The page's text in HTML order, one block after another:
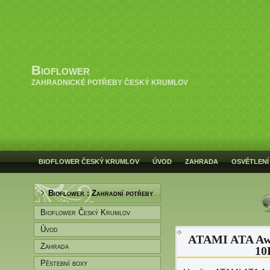
Bioflower
ZAHRADNICKÉ POTŘEBY ČESKÝ KRUMLOV
BIOFLOWER ČESKÝ KRUMLOV ÚVOD ZAHRADA OSVĚTLENÍ
Bioflower : Zahradní potřeby
Bioflower Český Krumlov
Úvod
Zahrada
Pěstební boxy
ATAMI ATA